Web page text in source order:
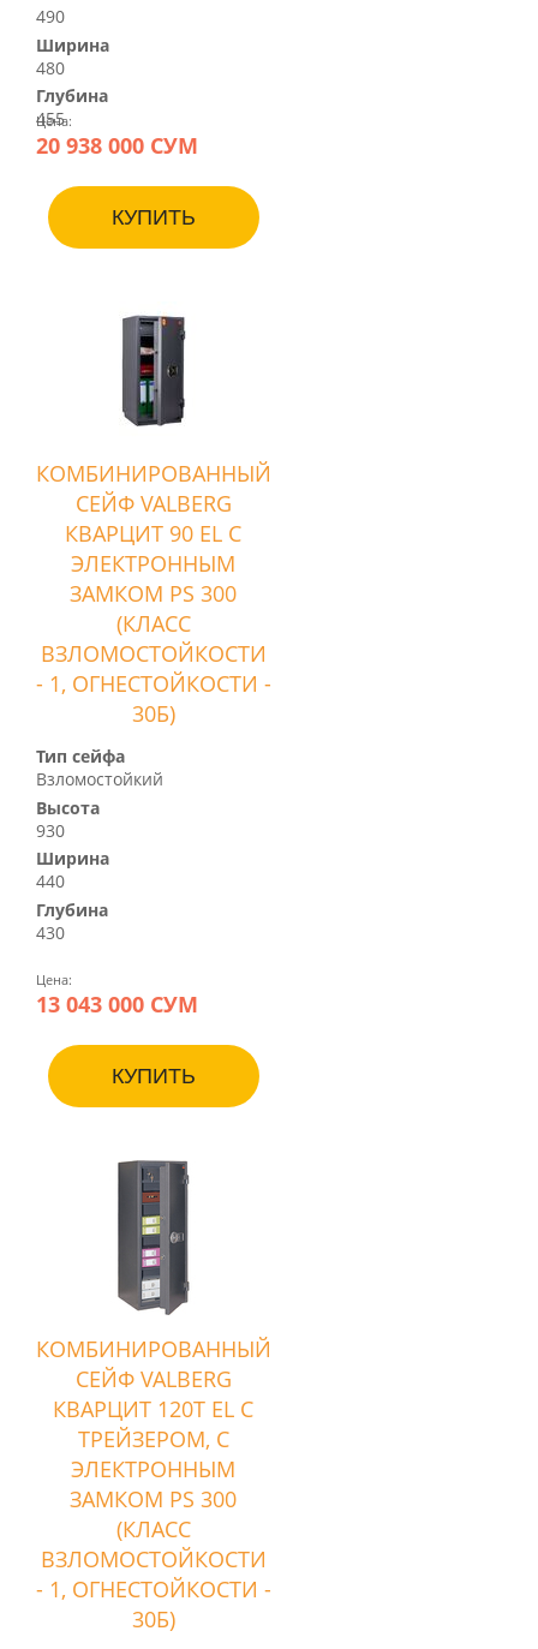
490
Ширина
480
Глубина
455
Цена:
20 938 000 СУМ
КУПИТЬ
КОМБИНИРОВАННЫЙ
СЕЙФ VALBERG
КВАРЦИТ 90 EL С
ЭЛЕКТРОННЫМ
ЗАМКОМ PS 300
(КЛАСС
ВЗЛОМОСТОЙКОСТИ
- 1, ОГНЕСТОЙКОСТИ -
30Б)
Тип сейфа
Взломостойкий
Высота
930
Ширина
440
Глубина
430
Цена:
13 043 000 СУМ
КУПИТЬ
КОМБИНИРОВАННЫЙ
СЕЙФ VALBERG
КВАРЦИТ 120T EL С
ТРЕЙЗЕРОМ, С
ЭЛЕКТРОННЫМ
ЗАМКОМ PS 300
(КЛАСС
ВЗЛОМОСТОЙКОСТИ
- 1, ОГНЕСТОЙКОСТИ -
30Б)